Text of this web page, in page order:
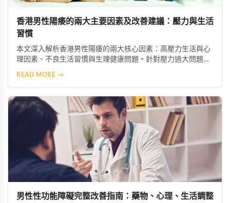
香港男性陽痿的兩大主要因素及改善建議：壓力與生活
習慣
本文深入解析香港男性陽痿的兩大核心因素：高壓力生活與心
理因素、不良生活習慣與生理健康問題。針對壓力過大問題，
READ MORE →
男性性功能障礙完整改善指南：藥物、心理、生活調整